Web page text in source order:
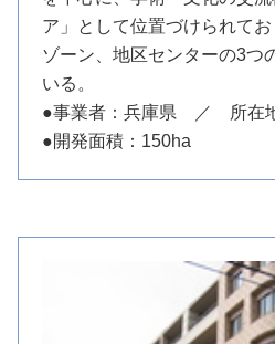
ア」として位置づけられて
ゾーン、地区センターの3つ
いる。
●事業者：兵庫県 ／ 所在
●開発面積：150ha